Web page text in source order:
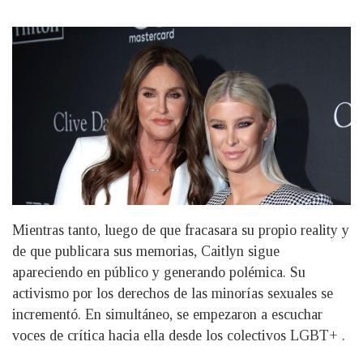
Mientras tanto, luego de que fracasara su propio reality y
de que publicara sus memorias, Caitlyn sigue
apareciendo en público y generando polémica. Su
activismo por los derechos de las minorías sexuales se
incrementó. En simultáneo, se empezaron a escuchar
voces de crítica hacia ella desde los colectivos LGBT+ .